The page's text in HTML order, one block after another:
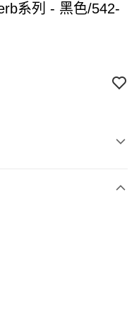
系列 - 黑色/542-